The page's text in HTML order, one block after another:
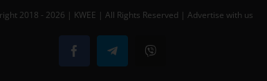
2018 - 2026 | KWEE | All Rights Reserved | Advertise with us
FacebookTelegramViber